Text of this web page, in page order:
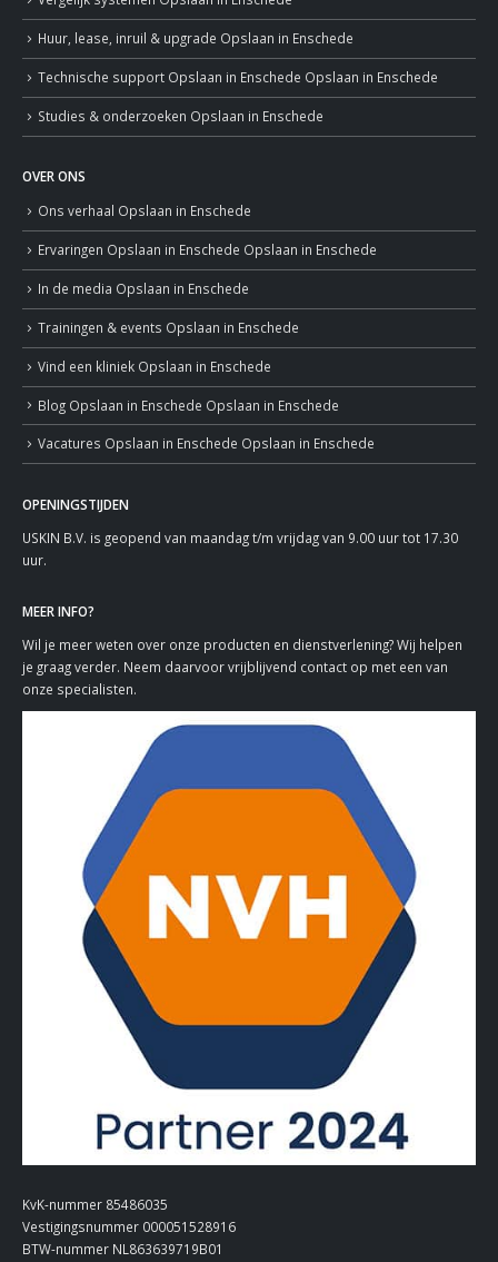
Huur, lease, inruil & upgrade Opslaan in Enschede
Technische support Opslaan in Enschede Opslaan in Enschede
Studies & onderzoeken Opslaan in Enschede
OVER ONS
Ons verhaal Opslaan in Enschede
Ervaringen Opslaan in Enschede Opslaan in Enschede
In de media Opslaan in Enschede
Trainingen & events Opslaan in Enschede
Vind een kliniek Opslaan in Enschede
Blog Opslaan in Enschede Opslaan in Enschede
Vacatures Opslaan in Enschede Opslaan in Enschede
OPENINGSTIJDEN
USKIN B.V. is geopend van maandag t/m vrijdag van 9.00 uur tot 17.30
uur.
MEER INFO?
Wil je meer weten over onze producten en dienstverlening? Wij helpen
je graag verder. Neem daarvoor vrijblijvend contact op met een van
onze specialisten.
KvK-nummer 85486035
Vestigingsnummer 000051528916
BTW-nummer NL863639719B01